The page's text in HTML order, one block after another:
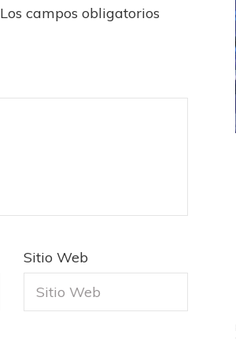
Los campos obligatorios
Sitio Web